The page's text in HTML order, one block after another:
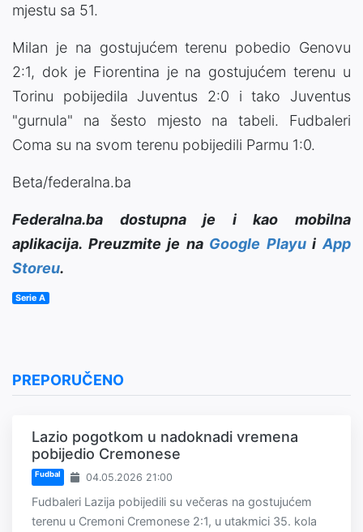
mjestu sa 51.
Milan je na gostujućem terenu pobedio Genovu
2:1, dok je Fiorentina je na gostujućem terenu u
Torinu pobijedila Juventus 2:0 i tako Juventus
"gurnula" na šesto mjesto na tabeli. Fudbaleri
Coma su na svom terenu pobijedili Parmu 1:0.
Beta/federalna.ba
Federalna.ba dostupna je i kao mobilna
aplikacija. Preuzmite je na Google PlayuiApp
Storeu.
Serie A
PREPORUČENO
Lazio pogotkom u nadoknadi vremena
pobijedio Cremonese
Fudbal 04.05.2026 21:00
Fudbaleri Lazija pobijedili su večeras na gostujućem
terenu u Cremoni Cremonese 2:1, u utakmici 35. kola